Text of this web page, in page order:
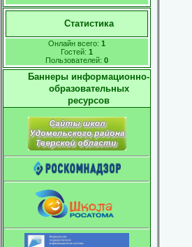
Статистика
Онлайн всего: 1
Гостей: 1
Пользователей: 0
Баннеры информационно-
образовательных
ресурсов